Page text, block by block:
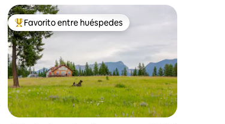
Favorito entre huéspedes preferido
Favorito entre huéspedes